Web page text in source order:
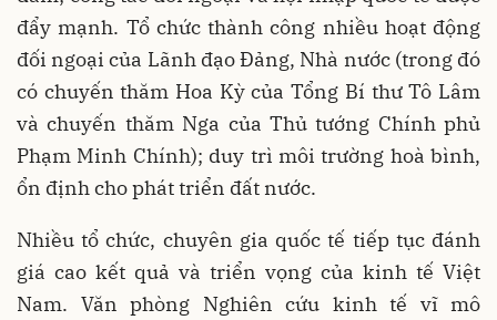
đẩy mạnh. Tổ chức thành công nhiều hoạt động
đối ngoại của Lãnh đạo Đảng, Nhà nước (trong đó
có chuyến thăm Hoa Kỳ của Tổng Bí thư Tô Lâm
và chuyến thăm Nga của Thủ tướng Chính phủ
Phạm Minh Chính); duy trì môi trường hoà bình,
ổn định cho phát triển đất nước.
Nhiều tổ chức, chuyên gia quốc tế tiếp tục đánh
giá cao kết quả và triển vọng của kinh tế Việt
Nam. Văn phòng Nghiên cứu kinh tế vĩ mô